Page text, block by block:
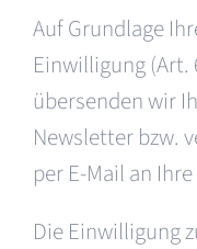
Auf Grundlage
Einwilligung (Art.
übersenden wir
Newsletter bzw.
per E-Mail an
Die Einwilligung